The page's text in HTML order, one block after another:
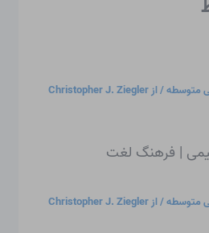
متوسطه/ از Christopher J. Ziegler
| فرهنگ لغت
متوسطه/ از Christopher J. Ziegler